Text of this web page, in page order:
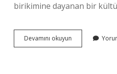
birikimine dayanan bir
Devamını okuyun
Nasıl